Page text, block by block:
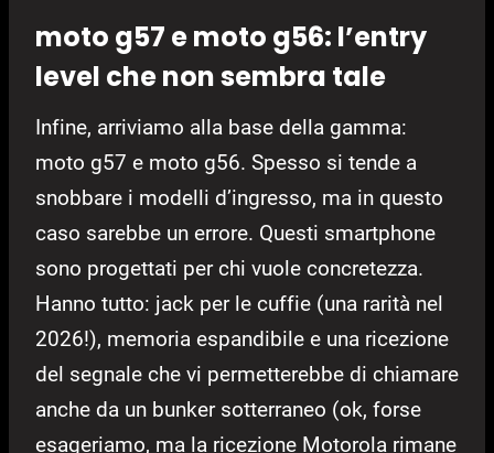
moto g57 e moto g56: l’entry
level che non sembra tale
Infine, arriviamo alla base della gamma:
moto g57 e moto g56. Spesso si tende a
snobbare i modelli d’ingresso, ma in questo
caso sarebbe un errore. Questi smartphone
sono progettati per chi vuole concretezza.
Hanno tutto: jack per le cuffie (una rarità nel
2026!), memoria espandibile e una ricezione
del segnale che vi permetterebbe di chiamare
anche da un bunker sotterraneo (ok, forse
esageriamo, ma la ricezione Motorola rimane